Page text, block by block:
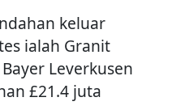
keluar
ialah Granit
Leverkusen
£21.4 juta